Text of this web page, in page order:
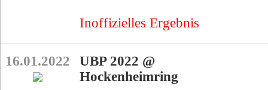
Inoffizielles Ergebnis
16.01.2022
UBP 2022 @
Hockenheimring